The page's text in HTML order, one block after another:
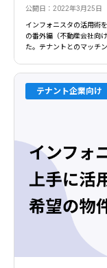
公開日：2022年3月25日
インフォニスタの活用術
の番外編（不動産会社向
た。テナントとのマッチ
テナント企業向け